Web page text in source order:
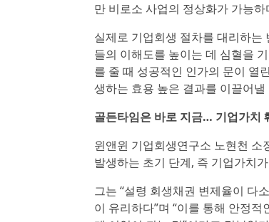
만 비로소 사업의 정상화가 가능하
실제로 기업회생 절차를 대리하
들의 이해도를 높이는 데 심혈을
를 줄 때 성공적인 인가의 문이 열
생하는 효용 높은 결과를 이끌어낼
골든타임은 바로 지금… 기업가치
윈앤윈 기업회생연구소 노현천 소
발생하는 초기 단계, 즉 기업가치
그는 “설령 회생채권 변제율이 다
이 유리하다”며 “이를 통해 안정